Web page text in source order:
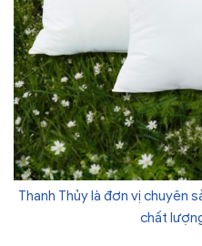
Thanh Thủy là đơn vị chuyên
chất